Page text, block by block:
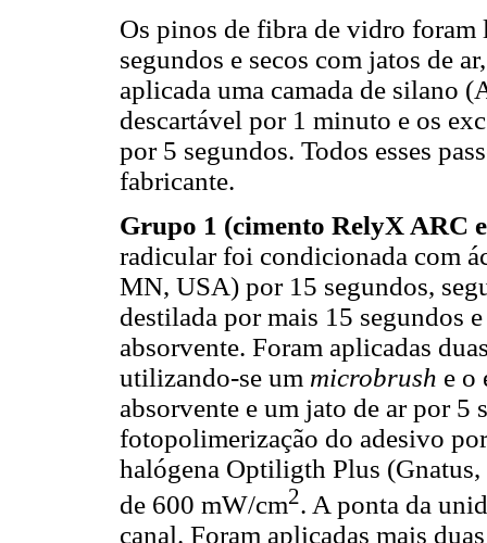
Os pinos de fibra de vidro
segundos e secos com jatos de
aplicada uma camada de silano
descartável por 1 minuto e os
por 5 segundos. Todos esses
fabricante.
Grupo 1 (cimento RelyX ARC
radicular foi condicionada com
MN, USA) por 15 segundos,
destilada por mais 15 segundos
absorvente. Foram aplicadas
utilizando-se um microbrush e o
absorvente e um jato de ar por 5
fotopolimerização do adesivo
halógena Optiligth Plus
de 600 mW/cm2. A ponta da
canal. Foram aplicadas mais